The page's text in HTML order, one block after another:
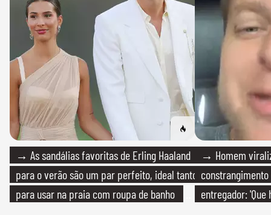
→ As sandálias favoritas de Erling Haaland
para o verão são um par perfeito, ideal tanto
para usar na praia com roupa de banho
→ Homem
entregador: 'Que